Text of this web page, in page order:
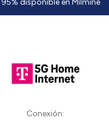
disponible en Milmine
Conexión: